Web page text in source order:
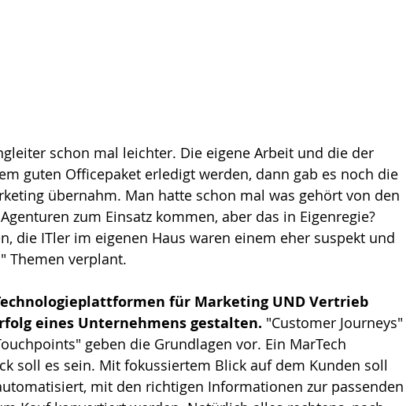
schon mal leichter. Die eigene Arbeit und die der
guten Officepaket erledigt werden, dann gab es noch die
übernahm. Man hatte schon mal was gehört von den
zum Einsatz kommen, aber das in Eigenregie?
die ITler im eigenen Haus waren einem eher suspekt und
Themen verplant.
für Marketing UND Vertrieb
eines Unternehmens gestalten. "Customer Journeys"
geben die Grundlagen vor. Ein MarTech
soll es sein. Mit fokussiertem Blick auf dem Kunden soll
mit den richtigen Informationen zur passenden